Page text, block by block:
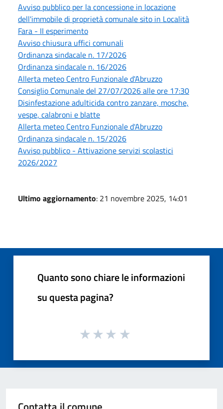
Avviso pubblico per la concessione in locazione
dell'immobile di proprietà comunale sito in Località
Fara - II esperimento
Avviso chiusura uffici comunali
Ordinanza sindacale n. 17/2026
Ordinanza sindacale n. 16/2026
Allerta meteo Centro Funzionale d'Abruzzo
Consiglio Comunale del 27/07/2026 alle ore 17:30
Disinfestazione adulticida contro zanzare, mosche,
vespe, calabroni e blatte
Allerta meteo Centro Funzionale d'Abruzzo
Ordinanza sindacale n. 15/2026
Avviso pubblico - Attivazione servizi scolastici
2026/2027
Ultimo aggiornamento: 21 novembre 2025, 14:01
Quanto sono chiare le informazioni
su questa pagina?